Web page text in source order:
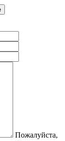
Пожалуйста,